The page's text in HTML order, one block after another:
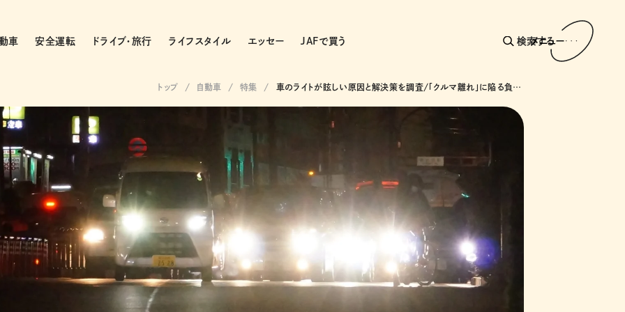
車 安全運転 ドライブ・旅行 ライフスタイル エッセー JAFで買う 検索する
メニュー
トップ 自動車 特集 車のライトが眩しい原因と解決策を調査/「クルマ離れ」に陥る負の連鎖とは？/ロンドンで出会った極上ジャパニーズSUSHI/クリス・ペプラーさんが愛聴するドライブソング